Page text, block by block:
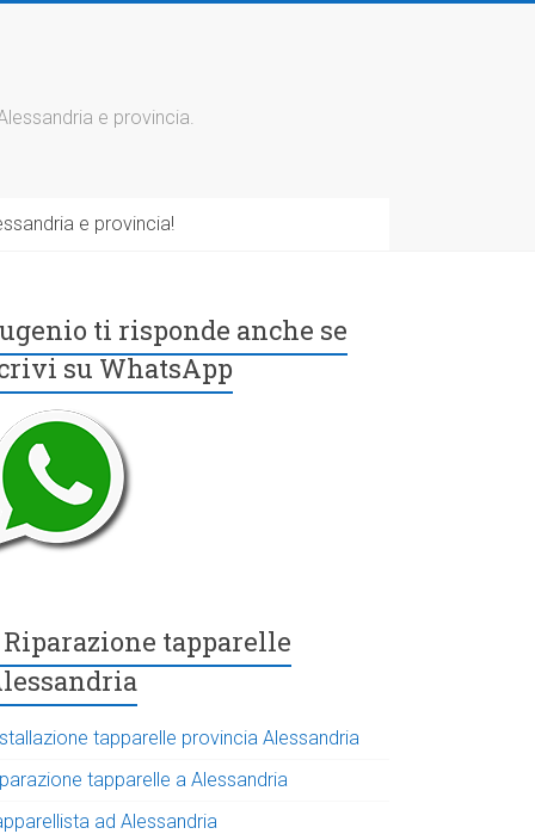
e provincia.
e provincia!
ti risponde anche se
su WhatsApp
Riparazione tapparelle
tapparelle provincia Alessandria
tapparelle a Alessandria
ad Alessandria